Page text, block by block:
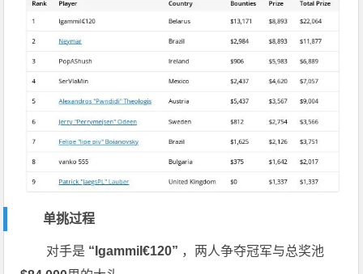
单挑过程
对手是 “IgammiI€120” ，两人争夺冠军与总奖池